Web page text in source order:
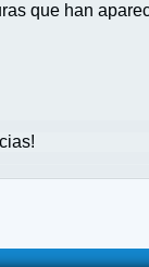
que han